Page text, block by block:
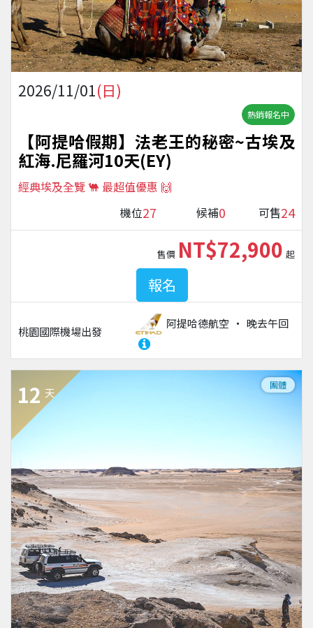
2026/11/01(日)
熱銷報名中
【阿提哈假期】法老王的秘密~古埃及
紅海.尼羅河10天(EY)
經典埃及全覽 🐫 最超值優惠 🙌
機位27 候補0 可售24
桃園國際機場出發
阿提哈德航空 晚去午回
售價 NT$72,900 起
報名
12 天
團體